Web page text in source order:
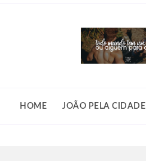
HOME JOÃO PELA CIDADE